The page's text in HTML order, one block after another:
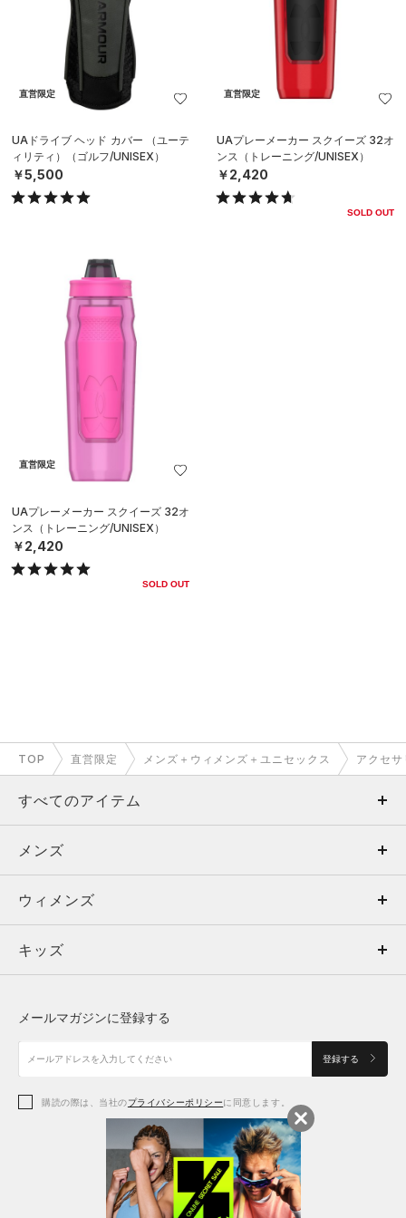
直営限定
UAドライブ ヘッド カバー （ユーテ
ィリティ）（ゴルフ/UNISEX）
￥5,500
直営限定
UAプレーメーカー スクイーズ 32オ
ンス（トレーニング/UNISEX）
￥2,420
SOLD OUT
直営限定
UAプレーメーカー スクイーズ 32オ
ンス（トレーニング/UNISEX）
￥2,420
SOLD OUT
TOP 直営限定 メンズ＋ウィメンズ＋ユニセックス アクセサ
すべてのアイテム
メンズ
ウィメンズ
キッズ
アクセサリー
メンズ
トップス
ボトムス
アクセサリー
ウィメンズ
トップス
シューズ
アクセサリー
レギンス＆タイツ
キッズ
シューズ
メールマガジンに登録する
登録する
購読の際は、当社のプライバシーポリシーに同意します。